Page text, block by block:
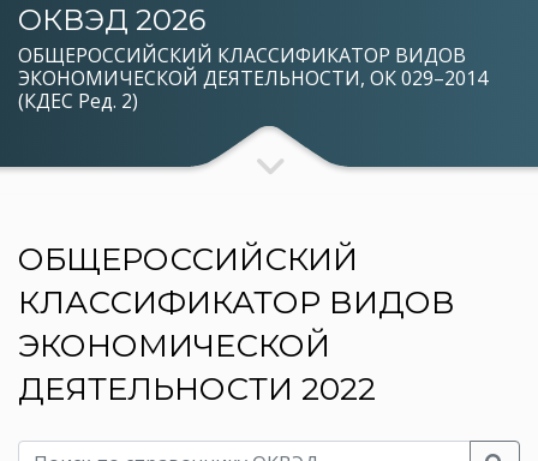
ОКВЭД 2026
ОБЩЕРОССИЙСКИЙ КЛАССИФИКАТОР ВИДОВ
ЭКОНОМИЧЕСКОЙ ДЕЯТЕЛЬНОСТИ, ОК 029–2014
(КДЕС Ред. 2)
ОБЩЕРОССИЙСКИЙ
КЛАССИФИКАТОР ВИДОВ
ЭКОНОМИЧЕСКОЙ
ДЕЯТЕЛЬНОСТИ 2022